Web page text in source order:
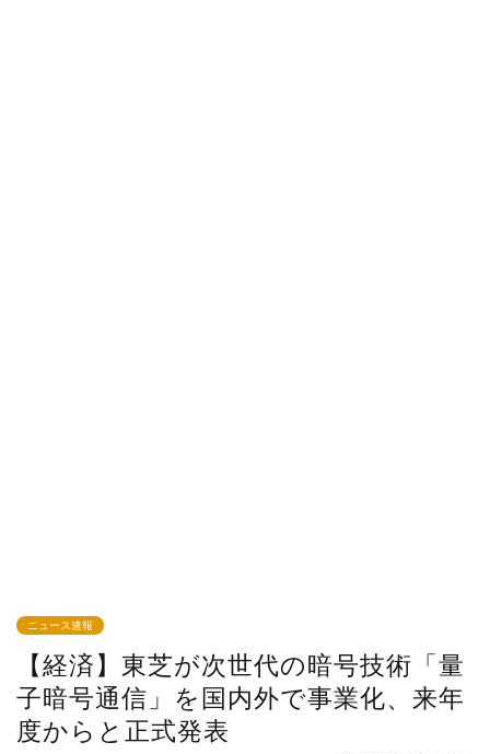
ニュース速報
【経済】東芝が次世代の暗号技術「量
子暗号通信」を国内外で事業化、来年
度からと正式発表